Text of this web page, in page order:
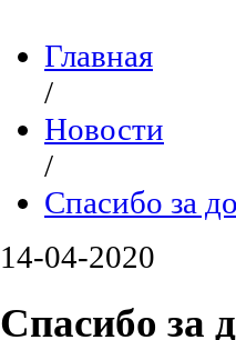
Главная
/
Новости
/
Спасибо за
14-04-2020
Спасибо за